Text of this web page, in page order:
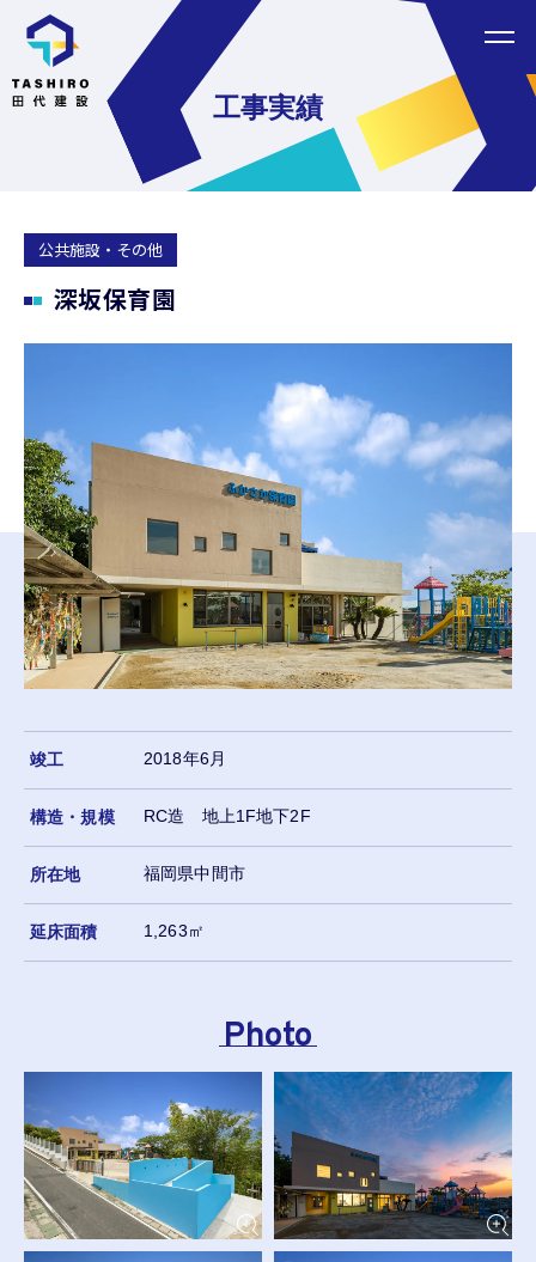
Home ホーム
About 会社案内
News 新着情報
Method
Works 工事実績
Sustainability サステナビリティ
Access 交通アクセス
工事実績
公共施設・その他
深坂保育園
竣工 2018年6月
構造・規模 RC造 地上1F地下2F
所在地 福岡県中間市
延床面積 1,263㎡
Photo